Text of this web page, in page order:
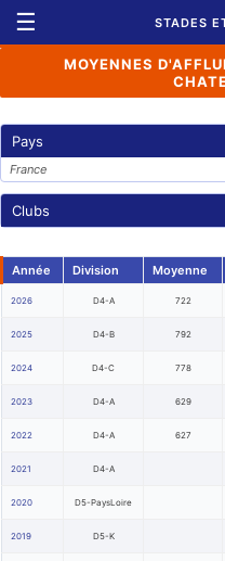
☰ STADES
MOYENNES
Pays
France
Clubs
Année Division Moyenne
2026 D4-A 722
2025 D4-B 792
2024 D4-C 778
2023 D4-A 629
2022 D4-A 627
2021 D4-A
2020 D5-PaysLoire
2019 D5-K